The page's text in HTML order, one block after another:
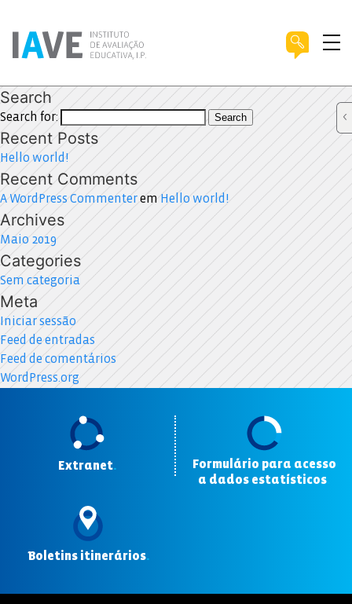
Search
Search for: Search
Recent Posts
Hello world!
Recent Comments
A WordPress Commenterem Hello world!
Archives
Maio 2019
Categories
Sem categoria
Meta
Iniciar sessão
Feed de entradas
Feed de comentários
WordPress.org
Extranet.
Formulário para acesso
a dados estatísticos
Boletins itinerários.